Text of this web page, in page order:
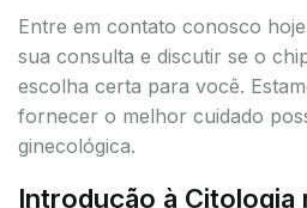
Entre em contato conosco
sua consulta e discutir se o
escolha certa para você.
fornecer o melhor cuidado
ginecológica.
Introdução à Citologia